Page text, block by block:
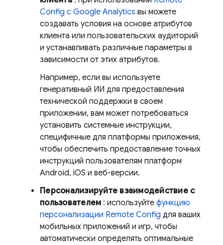
Config с Google Analytics вы можете
создавать условия на основе атрибутов
клиента или пользовательских аудиторий
и устанавливать различные параметры в
зависимости от этих атрибутов.
Например, если вы используете
генеративный ИИ для предоставления
технической поддержки в своем
приложении, вам может потребоваться
установить системные инструкции,
специфичные для платформы приложения,
чтобы обеспечить предоставление точных
инструкций пользователям платформ
Android, iOS и веб-версии.
Персонализируйте взаимодействие с
пользователем : используйтефункцию
персонализации Remote Config для ваших
мобильных приложений и игр, чтобы
автоматически определять оптимальные